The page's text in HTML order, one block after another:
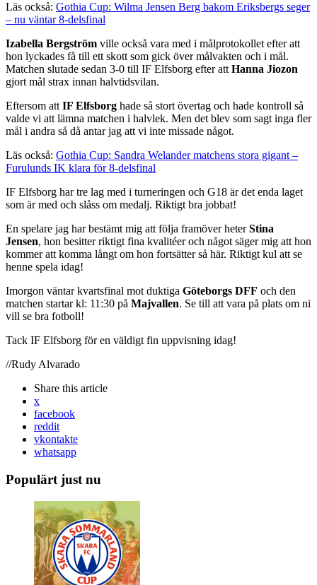
Läs också: Gothia Cup: Wilma Jensen Berg bakom Eriksbergs seger
– nu väntar 8-delsfinal
Izabella Bergström ville också vara med i målprotokollet efter att
hon lyckades få till ett skott som gick över målvakten och i mål.
Matchen slutade sedan 3-0 till IF Elfsborg efter att Hanna Jiozon
gjort mål strax innan halvtidsvilan.
Eftersom att IF Elfsborg hade så stort övertag och hade kontroll så
valde vi att lämna matchen i halvlek. Men det blev som sagt inga fler
mål i andra så då antar jag att vi inte missade något.
Läs också: Gothia Cup: Sandra Welander matchens stora gigant –
Furulunds IK klara för 8-delsfinal
IF Elfsborg har tre lag med i turneringen och G18 är det enda laget
som är med och slåss om medalj. Riktigt bra jobbat!
En spelare jag har bestämt mig att följa framöver heterStina
Jensen, hon besitter riktigt fina kvalitéer och något säger mig att hon
kommer att komma långt om hon fortsätter så här. Riktigt kul att se
henne spela idag!
Imorgon väntar kvartsfinal mot duktiga Göteborgs DFF och den
matchen startar kl: 11:30 på Majvallen. Se till att vara på plats om ni
vill se bra fotboll!
Tack IF Elfsborg för en väldigt fin uppvisning idag!
//Rudy Alvarado
Share this article
x
facebook
reddit
vkontakte
whatsapp
Populärt just nu